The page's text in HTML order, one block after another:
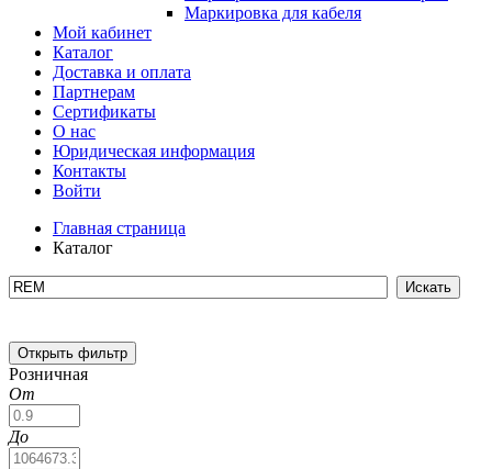
Маркировка для кабеля
Мой кабинет
Каталог
Доставка и оплата
Партнерам
Сертификаты
О нас
Юридическая информация
Контакты
Войти
Главная страница
Каталог
Открыть фильтр
Розничная
От
До